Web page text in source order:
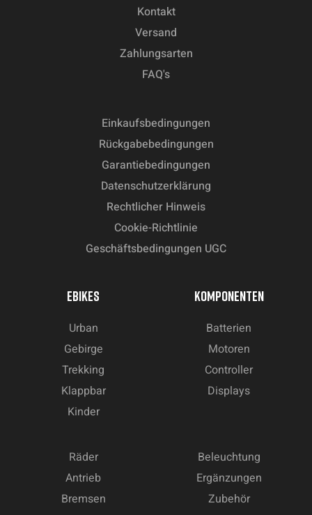
Kontakt
Versand
Zahlungsarten
FAQ's
Einkaufsbedingungen
Rückgabebedingungen
Garantiebedingungen
Datenschutzerklärung
Rechtlicher Hinweis
Cookie-Richtlinie
Geschäftsbedingungen UGC
EBIKES
Urban
Gebirge
Trekking
Klappbar
Kinder
KOMPONENTEN
Batterien
Motoren
Controller
Displays
Räder
Antrieb
Bremsen
Beleuchtung
Ergänzungen
Zubehör